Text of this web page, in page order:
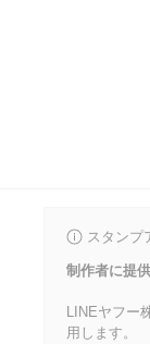
スタンプ
制作者に提
LINEヤフー
用します。